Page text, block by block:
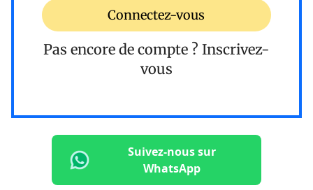
Connectez-vous
Pas encore de compte ? Inscrivez-
vous
Suivez-nous sur
WhatsApp